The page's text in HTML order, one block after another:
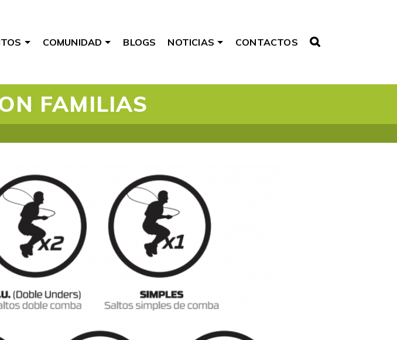
COMUNIDAD BLOGS NOTICIAS CONTACTOS
FAMILIAS